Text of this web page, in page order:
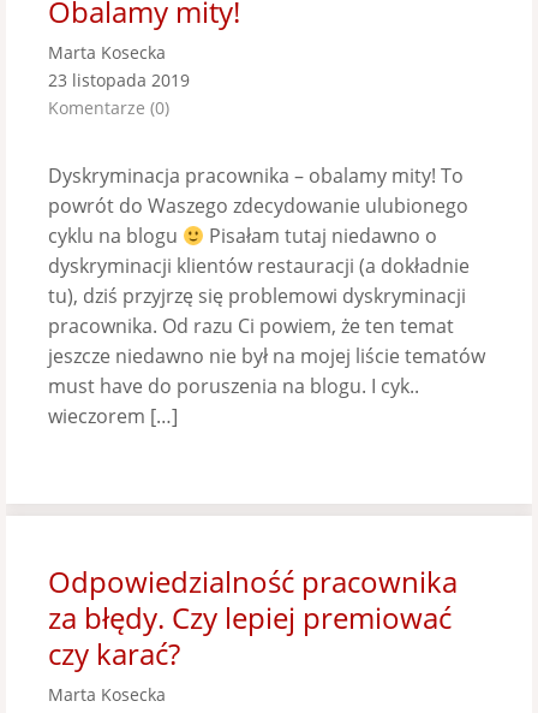
Obalamy mity!
Marta Kosecka
23 listopada 2019
Komentarze (0)
Dyskryminacja pracownika – obalamy mity! To
powrót do Waszego zdecydowanie ulubionego
cyklu na blogu
Pisałam tutaj niedawno o
dyskryminacji klientów restauracji (a dokładnie
tu), dziś przyjrzę się problemowi dyskryminacji
pracownika. Od razu Ci powiem, że ten temat
jeszcze niedawno nie był na mojej liście tematów
must have do poruszenia na blogu. I cyk..
wieczorem […]
Odpowiedzialność pracownika
za błędy. Czy lepiej premiować
czy karać?
Marta Kosecka